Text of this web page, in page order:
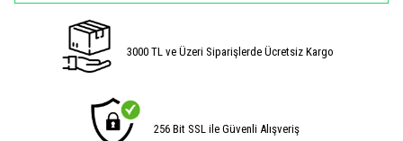
3000 TL ve Üzeri Siparişlerde Ücretsiz Kargo
256 Bit SSL ile Güvenli Alışveriş